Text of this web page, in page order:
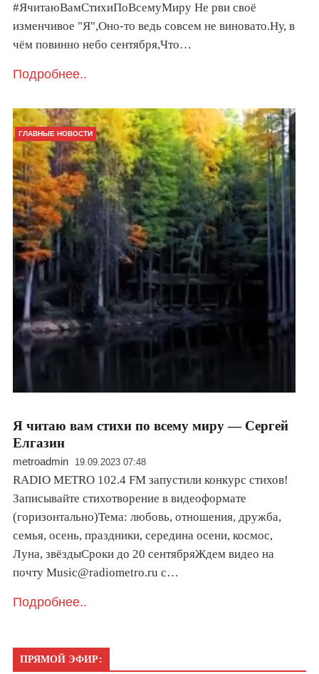
#ЯчитаюВамСтихиПоВсемуМиру Не рви своё
изменчивое "Я",Оно-то ведь совсем не виновато.Ну, в
чём повинно небо сентября,Что…
Подробнее..
ГЛАВНЫЕ НОВОСТИ
Я читаю вам стихи по всему миру — Сергей
Елгазин
metroadmin 19.09.2023 07:48
RADIO METRO 102.4 FM запустили конкурс стихов!
Записывайте стихотворение в видеоформате
(горизонтально)Тема: любовь, отношения, дружба,
семья, осень, праздники, середина осени, космос,
Луна, звёздыСроки до 20 сентябряЖдем видео на
почту Music@radiometro.ru с…
Подробнее..
ПРЯМОЙ ЭФИР: